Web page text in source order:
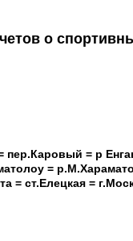
о
пер.Каровый = р
=
= ст.Елецкая =